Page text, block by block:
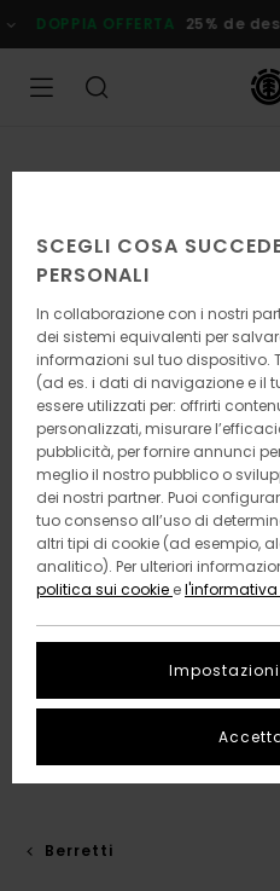
alle
informazioni
prodotto
DOPPIA OFFERTA 25% de
Berretti
SCEGLI COSA
PERSONALI
In collaborazione con i nostri
dei sistemi equivalenti per
informazioni sul tuo dispositivo.
(ad es. i dati di navigazione e il
essere utilizzati per: offrirti
personalizzati, misurare
pubblicità, per fornire annunci
meglio il nostro pubblico o
dei nostri partner. Puoi
tuo consenso all’uso di
altri tipi di cookie (ad esempio,
analitico). Per ulteriori
politica sui cookie e